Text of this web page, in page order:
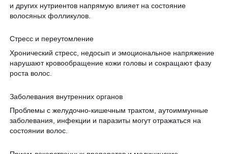
и других нутриентов напрямую влияет на состояние
волосяных фолликулов.
Стресс и переутомление
Хронический стресс, недосып и эмоциональное напряжение
нарушают кровообращение кожи головы и сокращают фазу
роста волос.
Заболевания внутренних органов
Проблемы с желудочно-кишечным трактом, аутоиммунные
заболевания, инфекции и паразиты могут отражаться на
состоянии волос.